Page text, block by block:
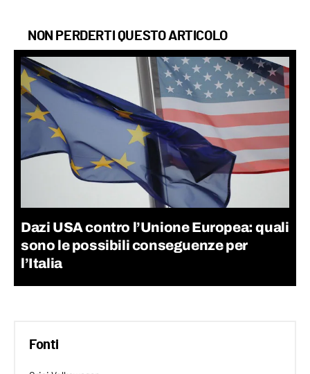
NON PERDERTI QUESTO ARTICOLO
Dazi USA contro l’Unione Europea: quali
sono le possibili conseguenze per
l’Italia
Fonti